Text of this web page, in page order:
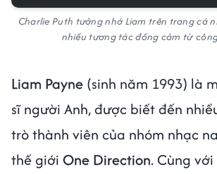
Charlie Puth tưởng nhớ Liam trên trang cá
nhiều tương tác đồng cảm từ
Liam Payne (sinh năm 1993) là
sĩ người Anh, được biết đến
trò thành viên của nhóm nhạc
thế giới One Direction. Cùng